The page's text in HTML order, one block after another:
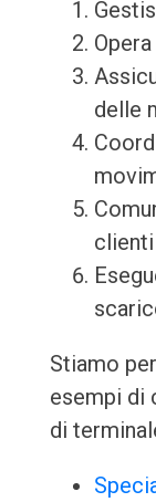
delle
clienti
Stiamo
esempi di
di